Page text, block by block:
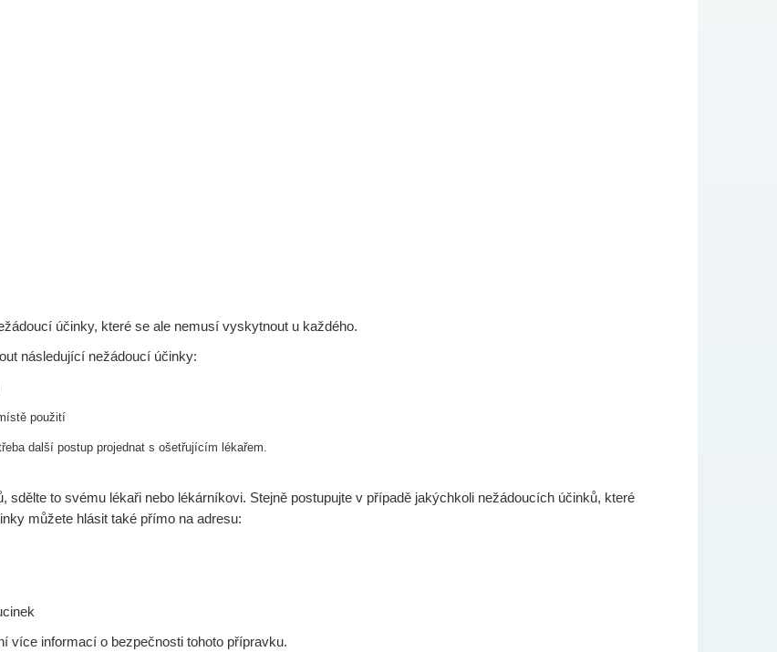
účinky, které se ale nemusí vyskytnout u každého.
následující nežádoucí účinky:
použití
další postup projednat s ošetřujícím lékařem.
to svému lékaři nebo lékárníkovi. Stejně postupujte v případě jakýchkoli nežádoucích účinků, které
můžete hlásit také přímo na adresu:
více informací o bezpečnosti tohoto přípravku.